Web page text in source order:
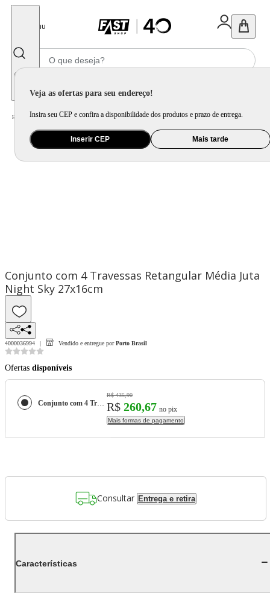
Menu
Veja as ofertas para seu endereço!
Insira seu CEP e confira a disponibilidade dos produtos e prazo de entrega.
Inserir CEP Mais tarde
Home Utilidade Doméstica Cozinha / Assadeira, Forma e Travessa
Conjunto com 4 Travessas Retangular Média Juta
Night Sky 27x16cm
4000036994 Vendido e entregue por Porto Brasil
Ofertas disponíveis
Conjunto com 4 Travessas Retangular Média Juta Night Sky 27x16cm
R$ 435,90
R$ 260,67 no pix
Mais formas de pagamento
Consultar Entrega e retira
Características